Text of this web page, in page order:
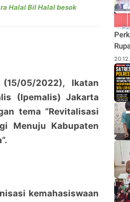
Halal Bil Halal besok
(15/05/2022), Ikatan
(Ipemalis) Jakarta
tema “Revitalisasi
Menuju Kabupaten
kemahasiswaan
Rhu